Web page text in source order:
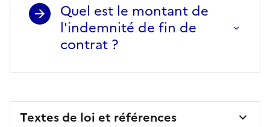
Quel est le montant de
l'indemnité de fin de
contrat ?
Textes de loi et références